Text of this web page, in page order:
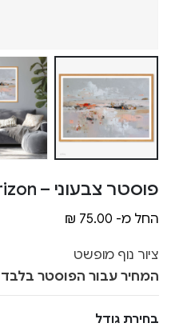
פוסטר צבעוני – Hazy Horizon
החל מ- ₪ 75.00
ציור נוף מופשט
המחיר עבור הפוסטר בלבד
בחירת גודל